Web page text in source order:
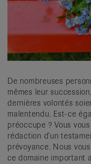
De nombreuses
mêmes leur
dernières volontés
malentendu. Est-ce
préoccupe ? Vous
rédaction d’un
prévoyance. Nous
ce domaine important